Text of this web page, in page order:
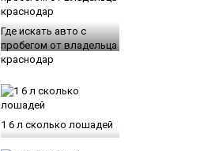
Где искать авто с
пробегом от владельца
краснодар
1 6 л сколько лошадей